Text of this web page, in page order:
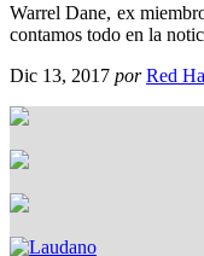
Warrel Dane, ex
contamos todo en la
Dic 13, 2017 por Red